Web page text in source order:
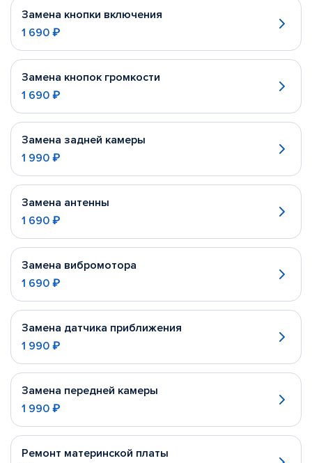
Замена кнопки включения
1 690 ₽
Замена кнопок громкости
1 690 ₽
Замена задней камеры
1 990 ₽
Замена антенны
1 690 ₽
Замена вибромотора
1 690 ₽
Замена датчика приближения
1 990 ₽
Замена передней камеры
1 990 ₽
Ремонт материнской платы